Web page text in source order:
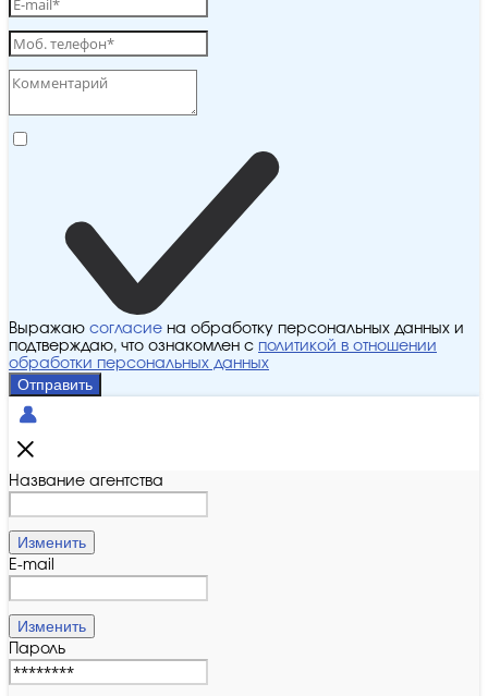
Выражаю согласие на обработку персональных данных и
подтверждаю, что ознакомлен с политикой в отношении
обработки персональных данных
Отправить
Название агентства
Изменить
E-mail
Изменить
Пароль